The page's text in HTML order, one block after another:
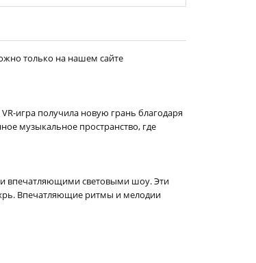
только на нашем сайте
игра получила новую грань благодаря
музыкальное пространство, где
впечатляющими световыми шоу. Эти
Впечатляющие ритмы и мелодии